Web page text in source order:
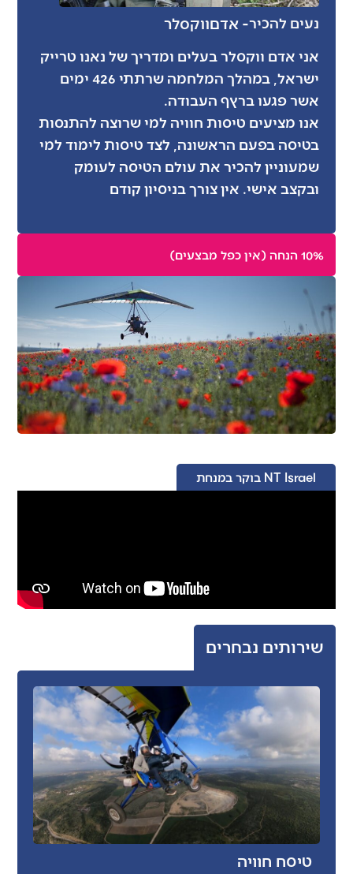
נעים להכיר- אדםווקסלר
אני אדם ווקסלר בעלים ומדריך של נאנו טרייק
ישראל, במהלך המלחמה שרתתי 426 ימים
אשר פגעו ברץף העבודה.
אנו מציעים טיסות חוויה למי שרוצה להתנסות
בטיסה בפעם הראשונה, לצד טיסות לימוד למי
שמעוניין להכיר את עולם הטיסה לעומק
ובקצב אישי. אין צורך בניסיון קודם
10% הנחה (אין כפל מבצעים)
NT Israel בוקר במנחת
שירותים נבחרים
טיסח חוויה